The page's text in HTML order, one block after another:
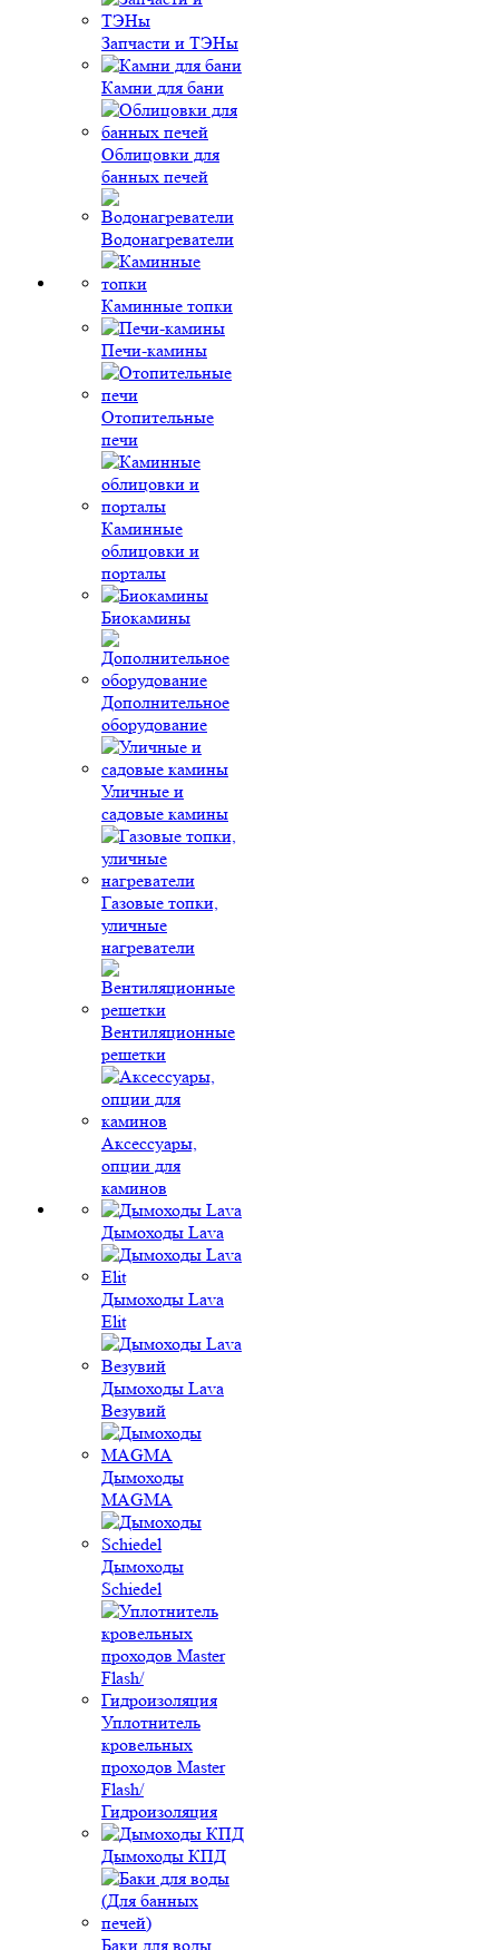
Запчасти и ТЭНы
Камни для бани
Облицовки для
банных печей
Водонагреватели
Каминные топки
Печи-камины
Отопительные
печи
Каминные
облицовки и
порталы
Биокамины
Дополнительное
оборудование
Уличные и
садовые камины
Газовые топки,
уличные
нагреватели
Вентиляционные
решетки
Аксессуары,
опции для
каминов
Дымоходы Lava
Дымоходы Lava
Elit
Дымоходы Lava
Везувий
Дымоходы
MAGMA
Дымоходы
Schiedel
Уплотнитель
кровельных
проходов Master
Flash/
Гидроизоляция
Дымоходы КПД
Баки для воды